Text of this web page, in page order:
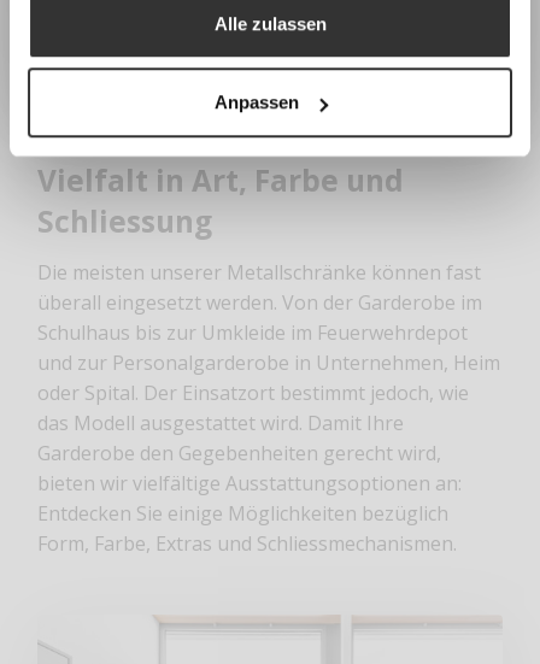
Alle zulassen
Anpassen
Vielfalt in Art, Farbe und
Schliessung
Die meisten unserer Metallschränke können fast
überall eingesetzt werden. Von der Garderobe im
Schulhaus bis zur Umkleide im Feuerwehrdepot
und zur Personalgarderobe in Unternehmen, Heim
oder Spital. Der Einsatzort bestimmt jedoch, wie
das Modell ausgestattet wird. Damit Ihre
Garderobe den Gegebenheiten gerecht wird,
bieten wir vielfältige Ausstattungsoptionen an:
Entdecken Sie einige Möglichkeiten bezüglich
Form, Farbe, Extras und Schliessmechanismen.
Programm & Anmeldung
Earlybird-Preis bis 15. Juli 2026